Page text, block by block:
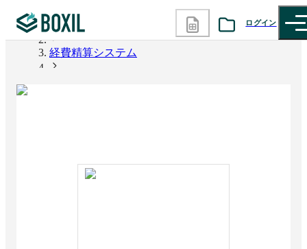
ログイン
カテゴリから探す
BOXILの使い方ガイド
BOXIL
経費精算システム